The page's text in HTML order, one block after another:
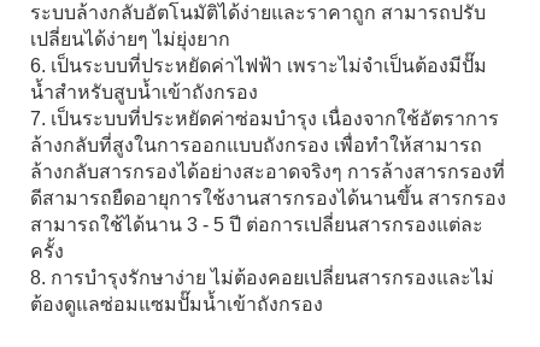
ระบบล้างกลับอัตโนมัติได้ง่ายและราคาถูก สามารถปรับ
เปลี่ยนได้ง่ายๆ ไม่ยุ่งยาก
6. เป็นระบบที่ประหยัดค่าไฟฟ้า เพราะไม่จำเป็นต้องมีปั๊ม
น้ำสำหรับสูบน้ำเข้าถังกรอง
7. เป็นระบบที่ประหยัดค่าซ่อมบำรุง เนื่องจากใช้อัตราการ
ล้างกลับที่สูงในการออกแบบถังกรอง เพื่อทำให้สามารถ
ล้างกลับสารกรองได้อย่างสะอาดจริงๆ การล้างสารกรองที่
ดีสามารถยืดอายุการใช้งานสารกรองได้นานขึ้น สารกรอง
สามารถใช้ได้นาน 3 - 5 ปี ต่อการเปลี่ยนสารกรองแต่ละ
ครั้ง
8. การบำรุงรักษาง่าย ไม่ต้องคอยเปลี่ยนสารกรองและไม่
ต้องดูแลซ่อมแซมปั๊มน้ำเข้าถังกรอง